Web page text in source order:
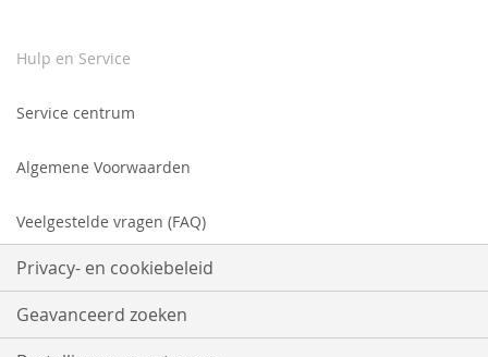
Hulp en Service
Service centrum
Algemene Voorwaarden
Veelgestelde vragen (FAQ)
Privacy- en cookiebeleid
Geavanceerd zoeken